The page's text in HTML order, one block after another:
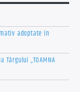
adoptate în
„TOAMNA